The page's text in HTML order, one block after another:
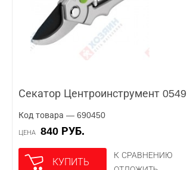
Секатор Центроинструмент 0549
Код товара — 690450
ЦЕНА 840 РУБ.
КУПИТЬ
К СРАВНЕНИЮ